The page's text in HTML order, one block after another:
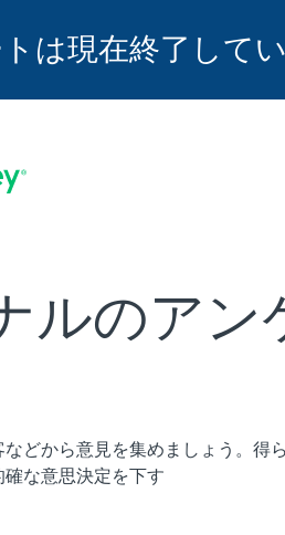
は現在終了して
ルのア
どから意見を集めましょう。得
な意思決定を下す